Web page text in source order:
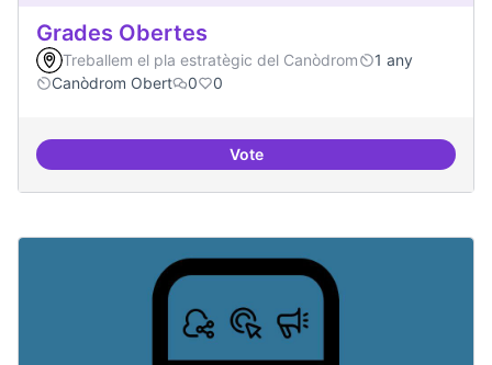
Grades Obertes
Treballem el pla estratègic del Canòdrom
1 any
Canòdrom Obert
0 0
VoteGrades Obertes